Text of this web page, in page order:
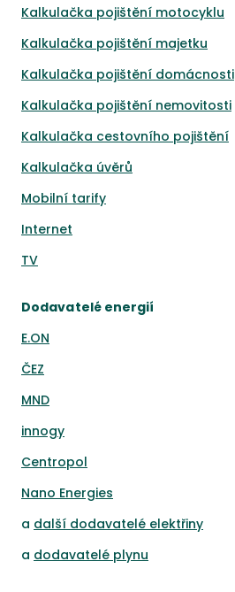
Kalkulačka pojištění motocyklu
Kalkulačka pojištění majetku
Kalkulačka pojištění domácnosti
Kalkulačka pojištění nemovitosti
Kalkulačka cestovního pojištění
Kalkulačka úvěrů
Mobilní tarify
Internet
TV
Dodavatelé energií
E.ON
ČEZ
MND
innogy
Centropol
Nano Energies
a další dodavatelé elektřiny
a dodavatelé plynu